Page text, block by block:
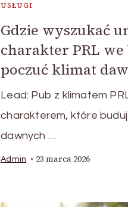
USŁUGI
Gdzie wyszukać
charakter PRL we
poczuć klimat
Lead: Pub z klimatem
charakterem, które
dawnych …
Admin 23 marca 2026